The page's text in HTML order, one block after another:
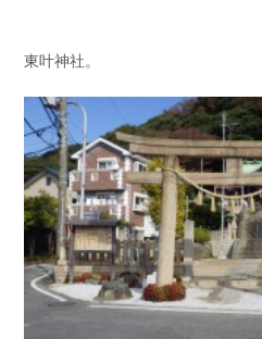
東叶神社。